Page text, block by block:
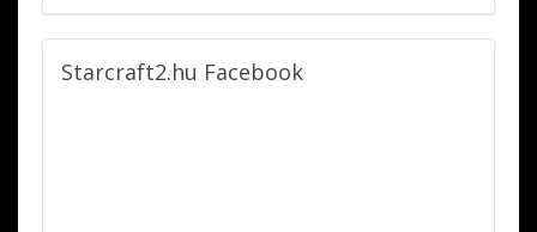
Starcraft2.hu Facebook